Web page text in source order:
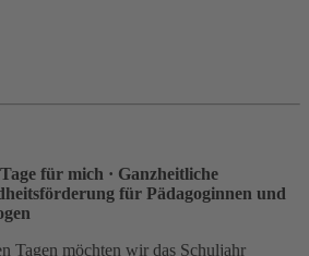
für mich · Ganzheitliche
für Pädagoginnen und
Tagen möchten wir das Schuljahr